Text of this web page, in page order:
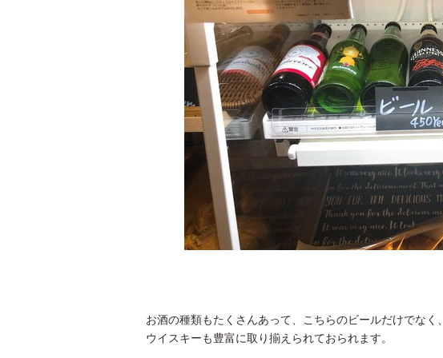
お酒の種類もたくさんあって、こちらのビールだけでなく、
ウイスキーも豊富に取り揃えられておられます。